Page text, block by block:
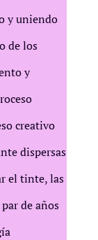
y uniendo
de los
y
creativo
dispersas
el tinte, las
de años